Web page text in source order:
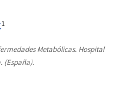
1
Metabólicas. Hospital
(España).